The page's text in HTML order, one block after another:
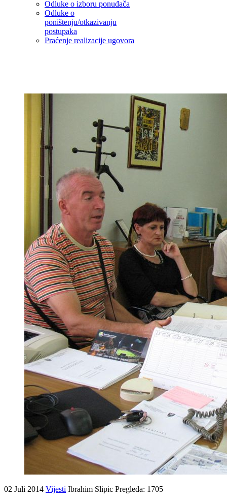
Odluke o izboru ponuđača
Odluke o
poništenju/otkazivanju
postupaka
Praćenje realizacije ugovora
02 Juli 2014 Vijesti Ibrahim Slipic Pregleda: 1705